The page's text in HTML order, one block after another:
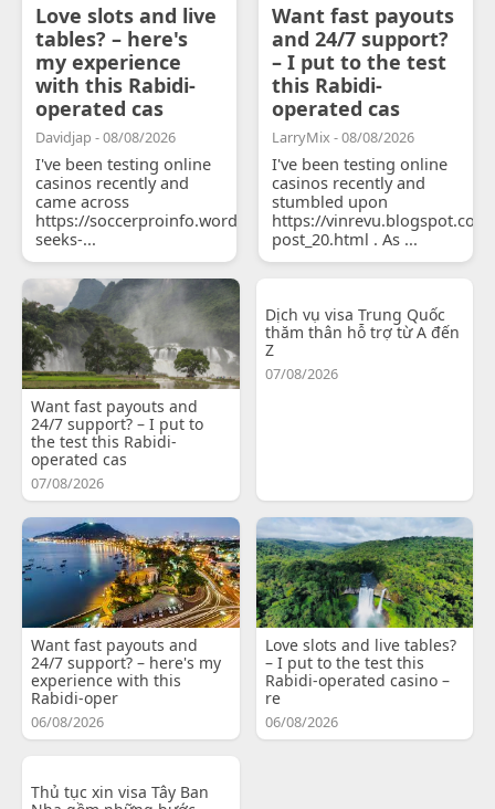
Love slots and live
tables? – here's
my experience
with this Rabidi-
operated cas
Davidjap - 08/08/2026
I've been testing online
casinos recently and
came across
https://soccerproinfo.wordpress.com/2026/07/11/courtois-
seeks-...
Want fast payouts
and 24/7 support?
– I put to the test
this Rabidi-
operated cas
LarryMix - 08/08/2026
I've been testing online
casinos recently and
stumbled upon
https://
post_20.html . As ...
Want fast payouts and
24/7 support? – I put to
the test this Rabidi-
operated cas
07/08/2026
Dịch vụ visa Trung Quốc
thăm thân hỗ trợ từ A đến
Z
07/08/2026
Want fast payouts and
24/7 support? – here's my
experience with this
Rabidi-oper
06/08/2026
Love slots and live tables?
– I put to the test this
Rabidi-operated casino –
re
06/08/2026
Thủ tục xin visa Tây Ban